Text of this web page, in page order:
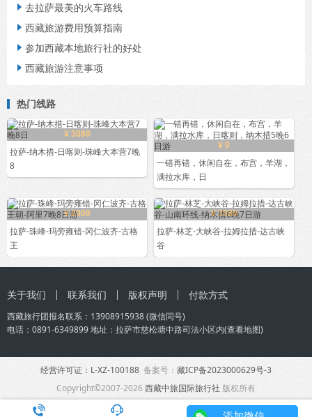
 去拉萨最美的火车路线
 西藏旅游费用预算指南
 参加西藏本地旅行社的好处
 西藏旅游注意事项
热门线路
¥ 3080
拉萨-纳木措-日喀则-珠峰大本营7晚
8
¥ 0
一错再错，休闲自在，布宫，羊湖，
满拉水库，日
¥ 2000
拉萨-珠峰-玛旁雍错-冈仁波齐-古格
王
¥ 3580
拉萨-林芝-大峡谷-拉姆拉措-达古峡
谷
关于我们 联系我们 版权声明 付款方式
西藏旅行团报名联系： 13908915938(微信同号)
电话：0891-6349899 地址：拉萨市慈松塘中路司法小区内(查看地图)
经营许可证：L-XZ-100188 备案号： 藏ICP备2023000629号-3
Copyright©2007-2026西藏中旅国际旅行社 版权所有